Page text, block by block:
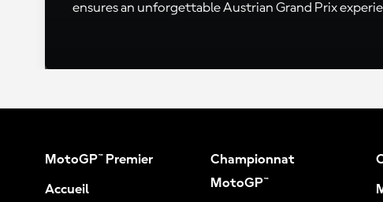
ensures an unforgettable Austrian Grand Prix
MotoGP™ Premier
Accueil
Championnat
MotoGP™